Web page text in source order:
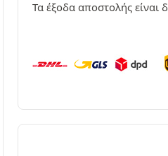
Τα έξοδα αποστολής είναι